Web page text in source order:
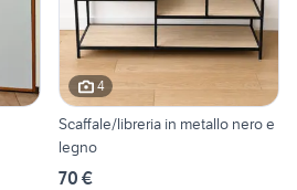
4
Scaffale/libreria in metallo nero e
legno
70 €